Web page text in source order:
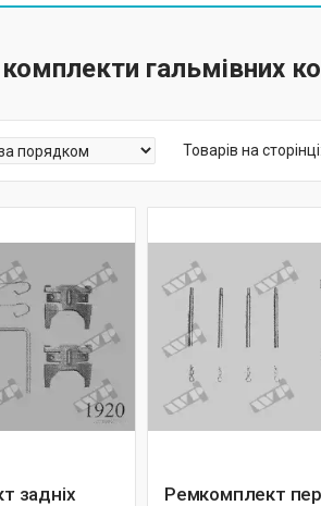
гальмівних
задніх
Ремкомплект